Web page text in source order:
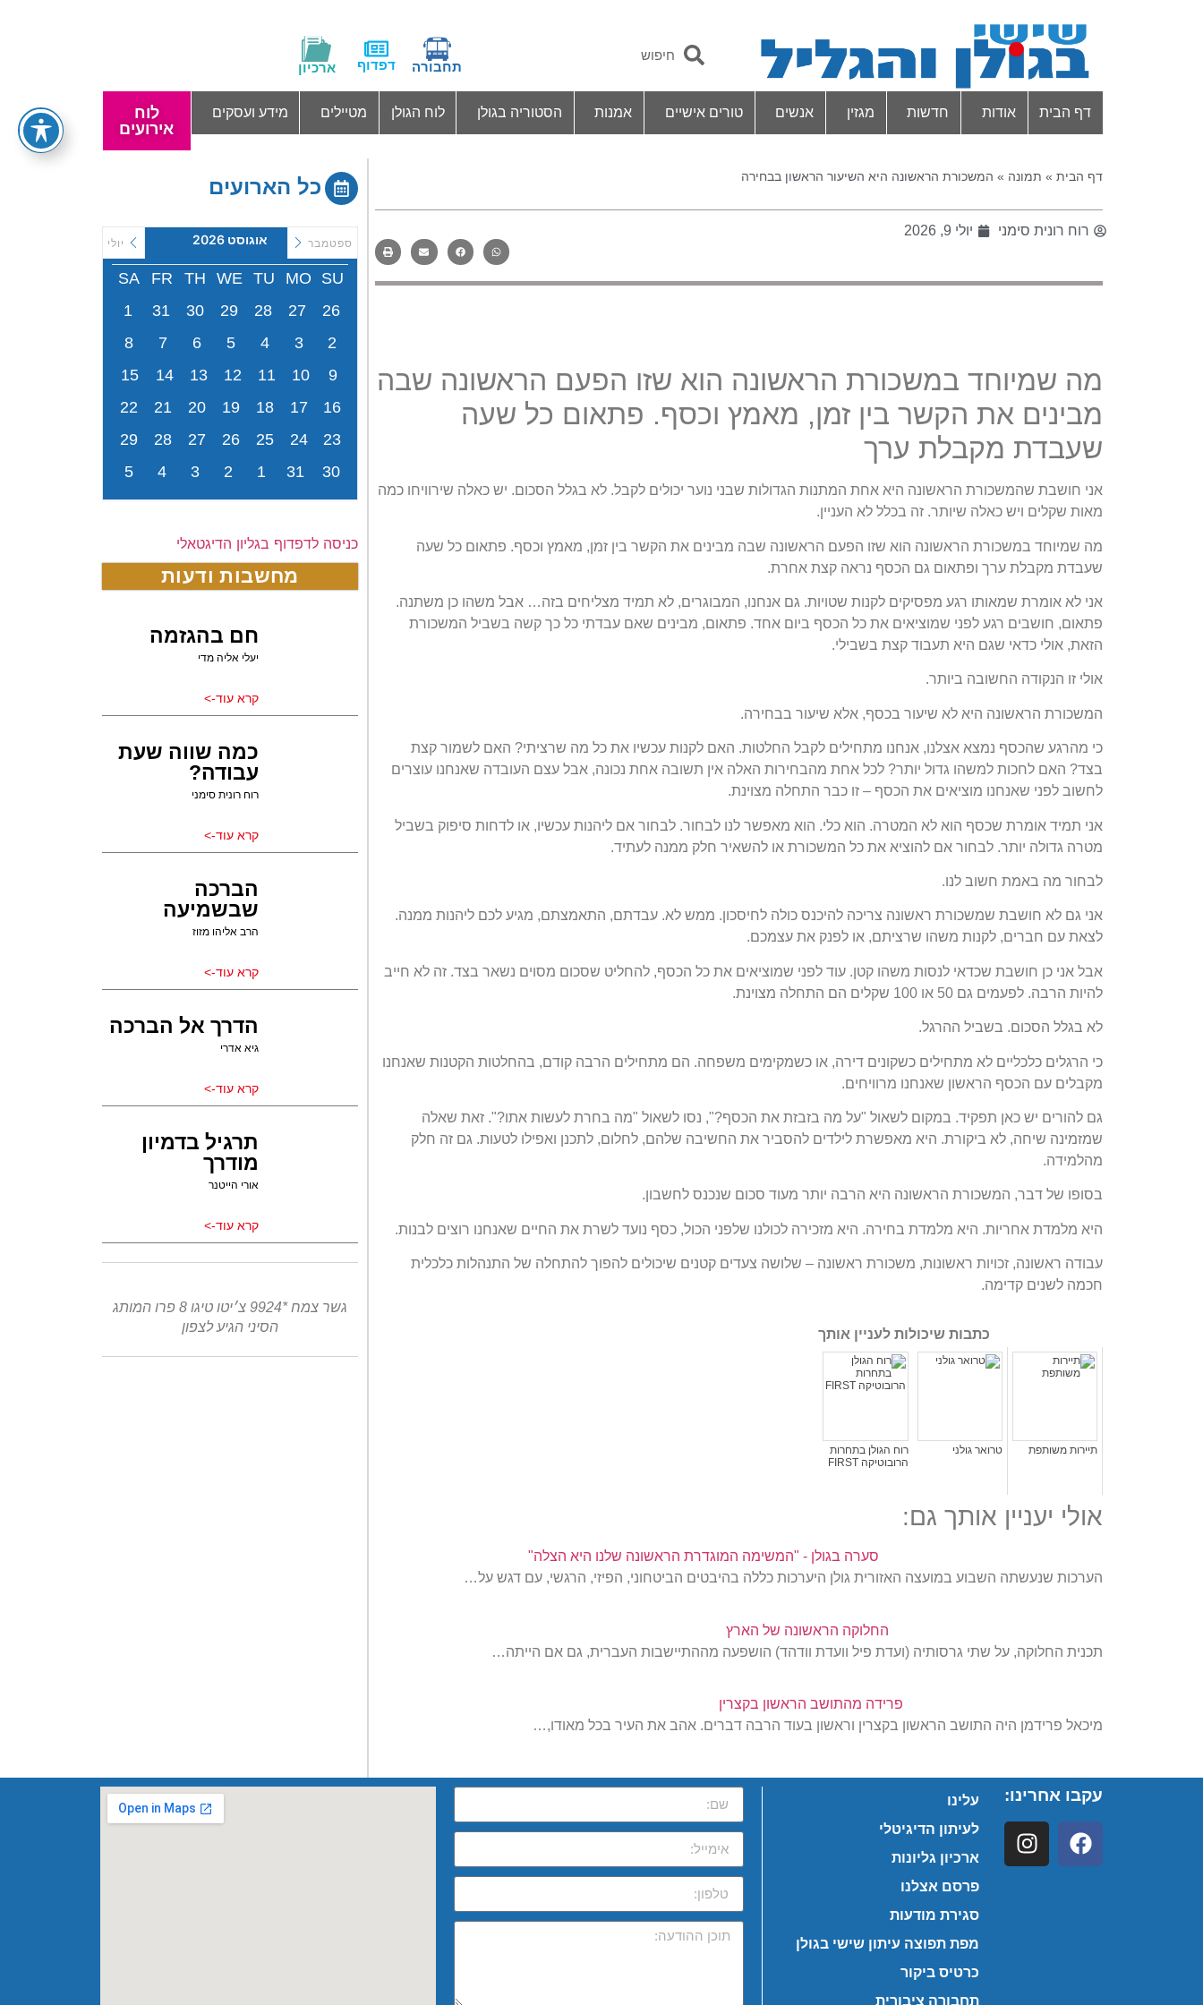
תחבורה דפדוף ארכיון
דף הבית אודות חדשות מגזין אנשים טורים אישיים אמנות הסטוריה בגולן לוח הגולן מטיילים מידע ועסקים
לוח
אירועים
דף הבית » תמונה » המשכורת הראשונה היא השיעור הראשון בבחירה
רוח רונית סימני יולי 9, 2026
מה שמיוחד במשכורת הראשונה הוא שזו הפעם הראשונה שבה
מבינים את הקשר בין זמן, מאמץ וכסף. פתאום כל שעה
שעבדת מקבלת ערך
אני חושבת שהמשכורת הראשונה היא אחת המתנות הגדולות שבני נוער יכולים לקבל. לא בגלל הסכום. יש כאלה שירוויחו כמה
מאות שקלים ויש כאלה שיותר. זה בכלל לא העניין.
מה שמיוחד במשכורת הראשונה הוא שזו הפעם הראשונה שבה מבינים את הקשר בין זמן, מאמץ וכסף. פתאום כל שעה
שעבדת מקבלת ערך ופתאום גם הכסף נראה קצת אחרת.
אני לא אומרת שמאותו רגע מפסיקים לקנות שטויות. גם אנחנו, המבוגרים, לא תמיד מצליחים בזה… אבל משהו כן משתנה.
פתאום, חושבים רגע לפני שמוציאים את כל הכסף ביום אחד. פתאום, מבינים שאם עבדתי כל כך קשה בשביל המשכורת
הזאת, אולי כדאי שגם היא תעבוד קצת בשבילי.
אולי זו הנקודה החשובה ביותר.
המשכורת הראשונה היא לא שיעור בכסף, אלא שיעור בבחירה.
כי מהרגע שהכסף נמצא אצלנו, אנחנו מתחילים לקבל החלטות. האם לקנות עכשיו את כל מה שרציתי? האם לשמור קצת
בצד? האם לחכות למשהו גדול יותר? לכל אחת מהבחירות האלה אין תשובה אחת נכונה, אבל עצם העובדה שאנחנו עוצרים
לחשוב לפני שאנחנו מוציאים את הכסף – זו כבר התחלה מצוינת.
אני תמיד אומרת שכסף הוא לא המטרה. הוא כלי. הוא מאפשר לנו לבחור. לבחור אם ליהנות עכשיו, או לדחות סיפוק בשביל
מטרה גדולה יותר. לבחור אם להוציא את כל המשכורת או להשאיר חלק ממנה לעתיד.
לבחור מה באמת חשוב לנו.
אני גם לא חושבת שמשכורת ראשונה צריכה להיכנס כולה לחיסכון. ממש לא. עבדתם, התאמצתם, מגיע לכם ליהנות ממנה.
לצאת עם חברים, לקנות משהו שרציתם, או לפנק את עצמכם.
אבל אני כן חושבת שכדאי לנסות משהו קטן. עוד לפני שמוציאים את כל הכסף, להחליט שסכום מסוים נשאר בצד. זה לא חייב
להיות הרבה. לפעמים גם 50 או 100 שקלים הם התחלה מצוינת.
לא בגלל הסכום. בשביל ההרגל.
כי הרגלים כלכליים לא מתחילים כשקונים דירה, או כשמקימים משפחה. הם מתחילים הרבה קודם, בהחלטות הקטנות שאנחנו
מקבלים עם הכסף הראשון שאנחנו מרוויחים.
גם להורים יש כאן תפקיד. במקום לשאול "על מה בזבזת את הכסף?", נסו לשאול "מה בחרת לעשות אתו?". זאת שאלה
שמזמינה שיחה, לא ביקורת. היא מאפשרת לילדים להסביר את החשיבה שלהם, לחלום, לתכנן ואפילו לטעות. גם זה חלק
מהלמידה.
בסופו של דבר, המשכורת הראשונה היא הרבה יותר מעוד סכום שנכנס לחשבון.
היא מלמדת אחריות. היא מלמדת בחירה. היא מזכירה לכולנו שלפני הכול, כסף נועד לשרת את החיים שאנחנו רוצים לבנות.
עבודה ראשונה, זכויות ראשונות, משכורת ראשונה – שלושה צעדים קטנים שיכולים להפוך להתחלה של התנהלות כלכלית
חכמה לשנים קדימה.
כתבות שיכולות לעניין אותך
תיירות משותפת טרואר גולני
רוח הגולן בתחרות
הרובוטיקה FIRST
אולי יעניין אותך גם:
סערה בגולן - "המשימה המוגדרת הראשונה שלנו היא הצלה"
הערכות שנעשתה השבוע במועצה האזורית גולן היערכות כללה בהיבטים הביטחוני, הפיזי, הרגשי, עם דגש על…
החלוקה הראשונה של הארץ
תכנית החלוקה, על שתי גרסותיה (ועדת פיל וועדת וודהד) הושפעה מההתיישבות העברית, גם אם הייתה…
פרידה מהתושב הראשון בקצרין
מיכאל פרידמן היה התושב הראשון בקצרין וראשון בעוד הרבה דברים. אהב את העיר בכל מאודו,…
כל הארועים
יולי אוגוסט 2026 ספטמבר
SU
MO
TU
WE
TH
FR
SA
26
27
28
29
30
31
1
2
3
4
5
6
7
8
9
10
11
12
13
14
15
16
17
18
19
20
21
22
23
24
25
26
27
28
29
30
31
1
2
3
4
5
כניסה לדפדוף בגליון הדיגטאלי
מחשבות ודעות
חם בהגזמה
יעלי אליה מדי
קרא עוד->
כמה שווה שעת
עבודה?
רוח רונית סימני
קרא עוד->
הברכה
שבשמיעה
הרב אליהו מזוז
קרא עוד->
הדרך אל הברכה
גיא אדרי
קרא עוד->
תרגיל בדמיון
מודרך
אורי הייטנר
קרא עוד->
גשר צמח *9924 צ׳יטו טיגו 8 פרו המותג
הסיני הגיע לצפון
עקבו אחרינו:
עלינו
לעיתון הדיגיטלי
ארכיון גליונות
פרסם אצלנו
סגירת מודעות
מפת תפוצה עיתון שישי בגולן
כרטיס ביקור
תחבורה ציבורית